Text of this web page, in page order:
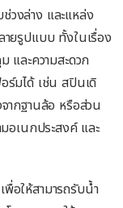
วงล่าง และแหล่ง
ายรูปแบบ ทั้งในเรื่อง
และความสะดวก
มได้ เช่น สปินเดิ
ากฐานล้อ หรือส่วน
อเนกประสงค์ และ
อให้สามารถรับน้ำ